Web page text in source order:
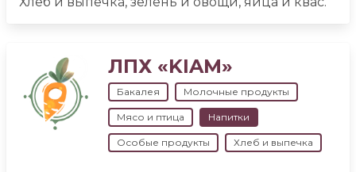
ЛПХ «KIAM»
Бакалея Молочные продукты
Мясо и птица Напитки
Особые продукты Хлеб и выпечка